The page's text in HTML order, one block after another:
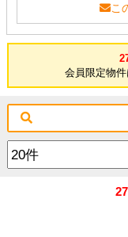
こ
会員限定物件